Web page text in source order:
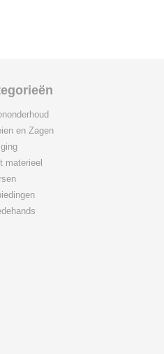
en Zagen
materieel